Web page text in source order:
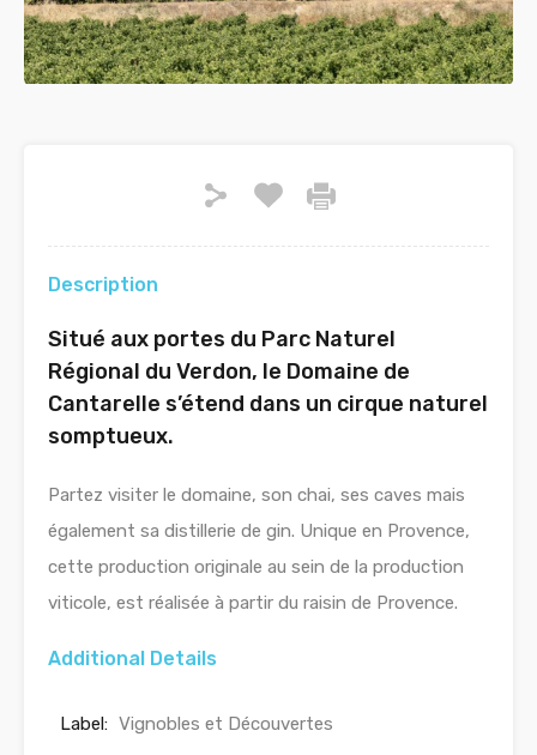
Description
Situé aux portes du Parc Naturel
Régional du Verdon, le Domaine de
Cantarelle s’étend dans un cirque naturel
somptueux.
Partez visiter le domaine, son chai, ses caves mais
également sa distillerie de gin. Unique en Provence,
cette production originale au sein de la production
viticole, est réalisée à partir du raisin de Provence.
Additional Details
Label: Vignobles et Découvertes